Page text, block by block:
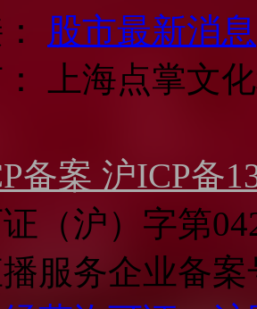
股市最新消息
上海点掌文
备案 沪ICP备
（沪）字第
服务企业备案